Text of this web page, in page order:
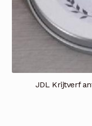
JDL Krijtverf